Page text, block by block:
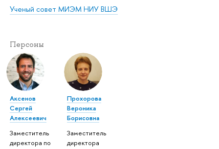
Ученый совет МИЭМ НИУ ВШЭ
Персоны
Аксенов
Сергей
Алексеевич
Заместитель
директора по
Прохорова
Вероника
Борисовна
Заместитель
директора